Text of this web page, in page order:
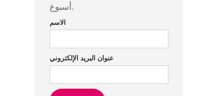
أسبوع.
الاسم
عنوان البريد الإلكتروني